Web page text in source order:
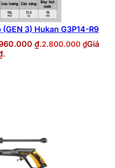
3) Hukan G3P14-R9
₫.2.800.000 ₫Giá